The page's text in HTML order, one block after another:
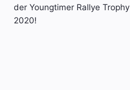
der Youngtimer Rallye Trophy
2020!